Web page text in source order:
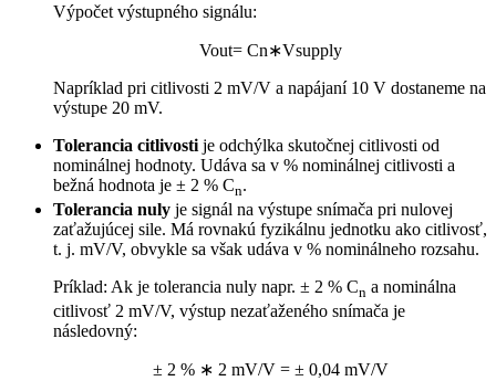
Výpočet výstupného signálu:
Vout= Cn∗Vsupply
Napríklad pri citlivosti 2 mV/V a napájaní 10 V dostaneme na
výstupe 20 mV.
Tolerancia citlivosti je odchýlka skutočnej citlivosti od
nominálnej hodnoty. Udáva sa v % nominálnej citlivosti a
bežná hodnota je ± 2 % Cn.
Tolerancia nuly je signál na výstupe snímača pri nulovej
zaťažujúcej sile. Má rovnakú fyzikálnu jednotku ako citlivosť,
t. j. mV/V, obvykle sa však udáva v % nominálneho rozsahu.
Príklad: Ak je tolerancia nuly napr. ± 2 % Cn a nominálna
citlivosť 2 mV/V, výstup nezaťaženého snímača je
následovný:
± 2 % ∗ 2 mV/V = ± 0,04 mV/V